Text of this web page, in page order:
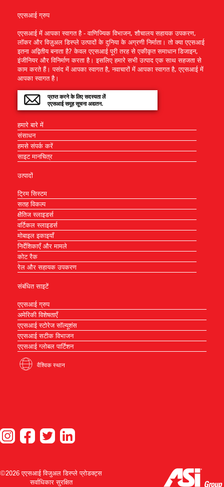
एएसआई ग्रुप
एएसआई में आपका स्वागत है - वाणिज्यिक विभाजन, शौचालय सहायक उपकरण,
लॉकर और विज़ुअल डिस्प्ले उत्पादों के दुनिया के अग्रणी निर्माता। तो क्या एएसआई
इतना अद्वितीय बनाता है? केवल एएसआई पूरी तरह से एकीकृत समाधान डिजाइन,
इंजीनियर और विनिर्माण करता है। इसलिए हमारे सभी उत्पाद एक साथ सहजता से
काम करते हैं। पसंद में आपका स्वागत है, नवाचारों में आपका स्वागत है, एएसआई में
आपका स्वागत है।
प्राप्त करने के लिए सदस्यता लें
एएसआई समूह सूचना अद्यतन.
हमारे बारे में
संसाधन
हमसे संपर्क करें
साइट मानचित्र
उत्पादों
ट्रिम सिस्टम
सतह विकल्प
क्षैतिज स्लाइडर्स
वर्टिकल स्लाइडर्स
मोबाइल इकाइयाँ
निर्देशिकाएँ और मामले
कोट रैक
रेल और सहायक उपकरण
संबंधित साइटें
एएसआई ग्रुप
अमेरिकी विशेषताएँ
एएसआई स्टोरेज सॉल्यूशंस
एएसआई सटीक विभाजन
एएसआई ग्लोबल पार्टिशन
वैश्विक स्थान
©2026 एएसआई विजुअल डिस्प्ले प्रोडक्ट्स
सर्वाधिकार सुरक्षित